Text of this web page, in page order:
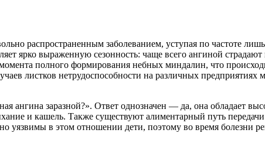
распространенным заболеванием, уступая по частоте
ярко выраженную сезонность: чаще всего ангиной страдают
полного формирования небных миндалин, что
листков нетрудоспособности на различных предприятиях
ангина заразной?». Ответ однозначен — да, она обладает
и кашель. Также существуют алиментарный путь
уязвимы в этом отношении дети, поэтому во время болезни